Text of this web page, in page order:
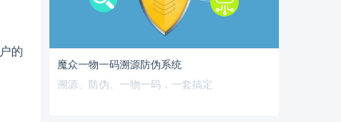
的
魔众一物一码溯源防伪系统
溯源、防伪、一物一码，一套搞定